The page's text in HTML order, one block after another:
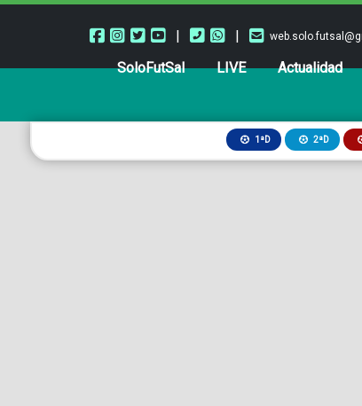
| |
SoloFutSal LIVE Actualidad
1ªD 2ªD